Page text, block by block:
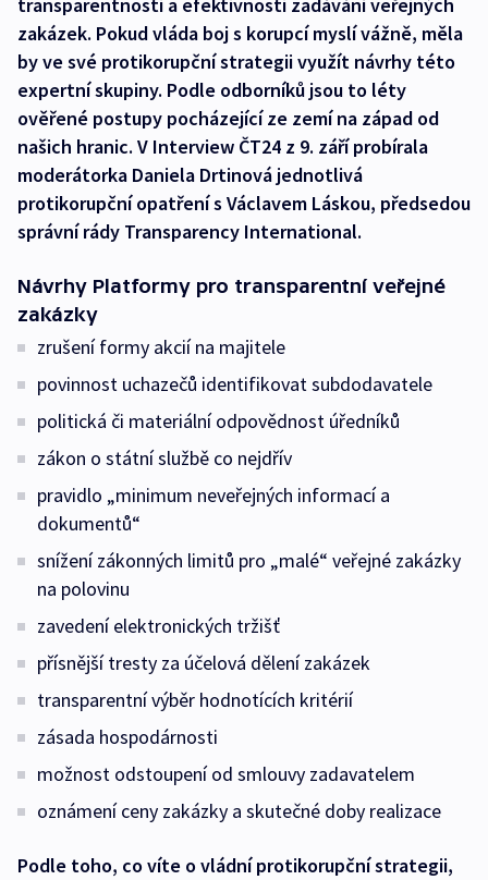
transparentnosti a efektivnosti zadávání veřejných
zakázek. Pokud vláda boj s korupcí myslí vážně, měla
by ve své protikorupční strategii využít návrhy této
expertní skupiny. Podle odborníků jsou to léty
ověřené postupy pocházející ze zemí na západ od
našich hranic. V Interview ČT24 z 9. září probírala
moderátorka Daniela Drtinová jednotlivá
protikorupční opatření s Václavem Láskou, předsedou
správní rády Transparency International.
Návrhy Platformy pro transparentní veřejné
zakázky
zrušení formy akcií na majitele
povinnost uchazečů identifikovat subdodavatele
politická či materiální odpovědnost úředníků
zákon o státní službě co nejdřív
pravidlo „minimum neveřejných informací a
dokumentů“
snížení zákonných limitů pro „malé“ veřejné zakázky
na polovinu
zavedení elektronických tržišť
přísnější tresty za účelová dělení zakázek
transparentní výběr hodnotících kritérií
zásada hospodárnosti
možnost odstoupení od smlouvy zadavatelem
oznámení ceny zakázky a skutečné doby realizace
Podle toho, co víte o vládní protikorupční strategii,